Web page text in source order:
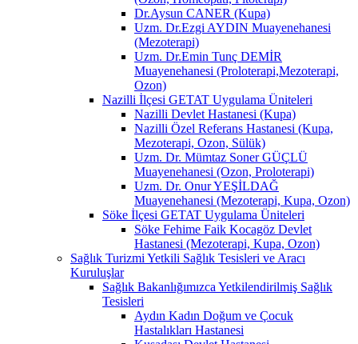
Dr.Aysun CANER (Kupa)
Uzm. Dr.Ezgi AYDIN Muayenehanesi
(Mezoterapi)
Uzm. Dr.Emin Tunç DEMİR
Muayenehanesi (Proloterapi,Mezoterapi,
Ozon)
Nazilli İlçesi GETAT Uygulama Üniteleri
Nazilli Devlet Hastanesi (Kupa)
Nazilli Özel Referans Hastanesi (Kupa,
Mezoterapi, Ozon, Sülük)
Uzm. Dr. Mümtaz Soner GÜÇLÜ
Muayenehanesi (Ozon, Proloterapi)
Uzm. Dr. Onur YEŞİLDAĞ
Muayenehanesi (Mezoterapi, Kupa, Ozon)
Söke İlçesi GETAT Uygulama Üniteleri
Söke Fehime Faik Kocagöz Devlet
Hastanesi (Mezoterapi, Kupa, Ozon)
Sağlık Turizmi Yetkili Sağlık Tesisleri ve Aracı
Kuruluşlar
Sağlık Bakanlığımızca Yetkilendirilmiş Sağlık
Tesisleri
Aydın Kadın Doğum ve Çocuk
Hastalıkları Hastanesi